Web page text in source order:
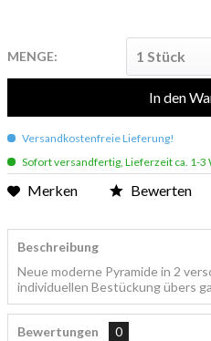
MENGE:
In den
Versandkostenfreie Lieferung!
Sofort versandfertig, Lieferzeit ca. 1-3
Merken Bewerten
Beschreibung
Neue moderne Pyramide in 2
individuellen Bestückung übers
Bewertungen
0